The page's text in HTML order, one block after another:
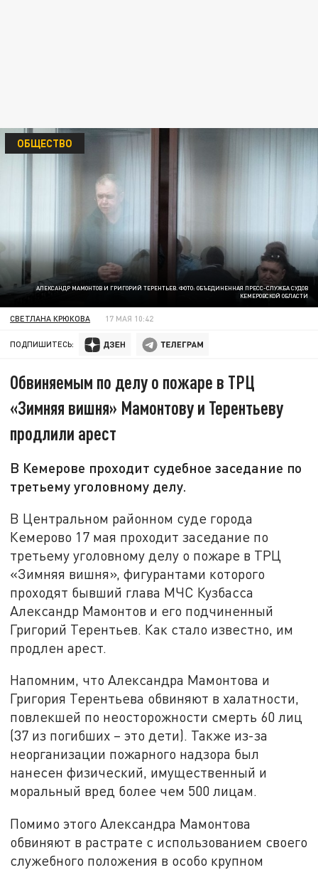
АЛЕКСАНДР МАМОНТОВ И ГРИГОРИЙ ТЕРЕНТЬЕВ. ФОТО: ОБЪЕДИНЕННАЯ ПРЕСС-СЛУЖБА СУДОВ
КЕМЕРОВСКОЙ ОБЛАСТИ
ОБЩЕСТВО
СВЕТЛАНА КРЮКОВА 17 МАЯ 10:42
ПОДПИШИТЕСЬ:
Обвиняемым по делу о пожаре в ТРЦ
«Зимняя вишня» Мамонтову и Терентьеву
продлили арест
В Кемерове проходит судебное заседание по
третьему уголовному делу.
В Центральном районном суде города
Кемерово 17 мая проходит заседание по
третьему уголовному делу о пожаре в ТРЦ
«Зимняя вишня», фигурантами которого
проходят бывший глава МЧС Кузбасса
Александр Мамонтов и его подчиненный
Григорий Терентьев. Как стало известно, им
продлен арест.
Напомним, что Александра Мамонтова и
Григория Терентьева обвиняют в халатности,
повлекшей по неосторожности смерть 60 лиц
(37 из погибших – это дети). Также из-за
неорганизации пожарного надзора был
нанесен физический, имущественный и
моральный вред более чем 500 лицам.
Помимо этого Александра Мамонтова
обвиняют в растрате с использованием своего
служебного положения в особо крупном